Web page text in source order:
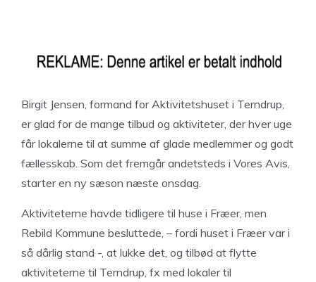
Birgit Jensen, formand for Aktivitetshuset i Terndrup,
er glad for de mange tilbud og aktiviteter, der hver uge
får lokalerne til at summe af glade medlemmer og godt
fællesskab. Som det fremgår andetsteds i Vores Avis,
starter en ny sæson næste onsdag.
Aktiviteterne havde tidligere til huse i Fræer, men
Rebild Kommune besluttede, – fordi huset i Fræer var i
så dårlig stand -, at lukke det, og tilbød at flytte
aktiviteterne til Terndrup, fx med lokaler til